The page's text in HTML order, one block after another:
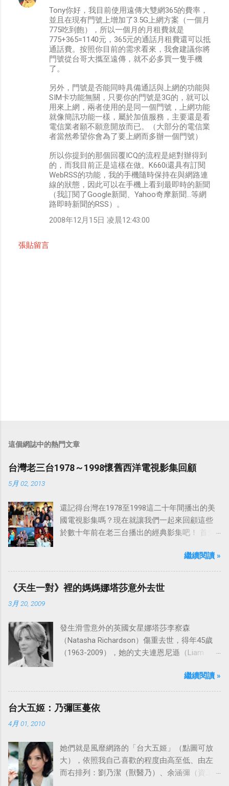
Tony你好，我目前使用遠傳大雙網365的費率，
並且在現有門號上增加了3.5G上網方案（一個月
775吃到飽），所以一個月的月租費就是
775+365=1140元，365元的通話月租費還可以抵
通話費。按照你目前的需求看來，我會建議你將
門號從台哥大攜至遠傳，就不必多買一隻手機
了。
另外，門號是否能同時具備通話與上網的功能與
SIM卡功能無關，只要你的門號是3G的，就可以
用來上網，兩者使用的是同一個門號，上網功能
就像簡訊功能一樣，屬於加值服務，主要還是看
電信業者願不願意開放而已。（大部分的電信業
者當然希望你會為了要上網而多辦一個門號）
所以你提到的那個回覆ICQ的流程是絕對辦得到
的，而我目前正是這樣在做。K660i還具有訂閱
WebRSS的功能，我的手機隨時保持在與網路連
線的狀態，因此可以在手機上看到最即時的新聞
（我訂閱了Google新聞、Yahoo奇摩新聞...等網
路即時新聞的RSS）。
2008年12月15日 凌晨12:43:00
張貼留言
這個網誌中的熱門文章
台灣老三台1978～1998懷舊西洋電視影集回顧
5月 02, 2013
還記得台灣在1978至1998這二十年間播出的美
國電視影集嗎？現在就讓我們一起來回顧這些
於數十年前在老三台播出的經典影集吧！ 首先
「愛之船」（The Love Boat），這部影集最早
是在1977年9月24日至1986年5月24日於美國
ABC頻道首播，共播出了249集。 令人懷念的愛
之船旋律：
繼續閱讀 »
《天生一對》裡的媽媽娜塔莎意外去世
3月 20, 2009
發生滑雪意外的英國女星娜塔莎李察森
（Natasha Richardson）傷重去世，得年45歲
（1963-2009），她的丈夫連恩尼遜（Liam
到傷心，希望外界給他們空間撫平傷痛。繼續閱讀 »
台大五姬：乃彌匡蔓依
4月 01, 2010
她們就是風靡網路的「台大五姬」（點圖可放
大），依照我自己喜歡的程度由高至低、由左
而右排列：劉乃潔（獸醫乃）、余涵彌（資工